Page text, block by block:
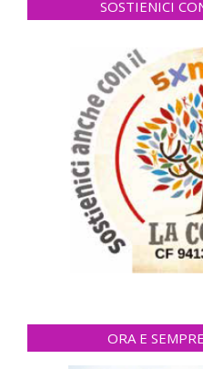
SOSTIENICI
ORA E